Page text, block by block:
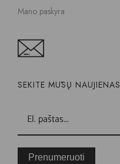
Mano paskyra
SEKITE MŪSŲ NAUJIENAS
Prenumeruoti